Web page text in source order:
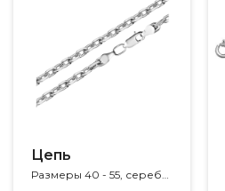
Цепь
Размеры 40 - 55, серебро 925